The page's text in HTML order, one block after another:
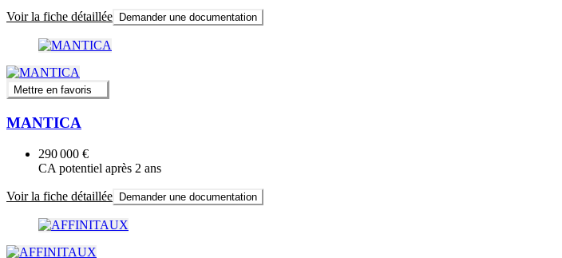
Voir la fiche détaillée Demander une documentation
Mettre en favoris
MANTICA
290 000 €
CA potentiel après 2 ans
Voir la fiche détaillée Demander une documentation